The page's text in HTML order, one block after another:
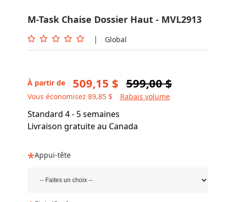
M-Task Chaise Dossier Haut - MVL2913
| Global
À partir de 509,15 $ 599,00 $
Vous économisez 89,85 $ Rabais volume
Standard 4 - 5 semaines
Livraison gratuite au Canada
Appui-tête